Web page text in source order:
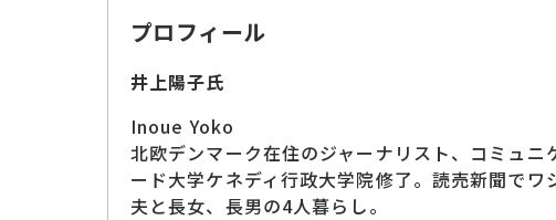
プロフィール
井上陽子氏
Inoue Yoko
北欧デンマーク在住のジャーナリスト、コミュ
ード大学ケネディ行政大学院修了。読売新聞で
夫と長女、長男の4人暮らし。